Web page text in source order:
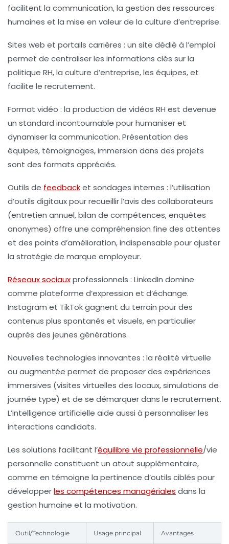
facilitent la communication, la gestion des ressources
humaines et la mise en valeur de la culture d’entreprise.
Sites web et portails carrières : un site dédié à l’emploi
permet de centraliser les informations clés sur la
politique RH, la culture d’entreprise, les équipes, et
facilite le recrutement.
Format vidéo : la production de vidéos RH est devenue
un standard incontournable pour humaniser et
dynamiser la communication. Présentation des
équipes, témoignages, immersion dans des projets
sont des formats appréciés.
Outils de feedbacket sondages internes : l’utilisation
d’outils digitaux pour recueillir l’avis des collaborateurs
(entretien annuel, bilan de compétences, enquêtes
anonymes) offre une compréhension fine des attentes
et des points d’amélioration, indispensable pour ajuster
la stratégie de marque employeur.
Réseaux sociauxprofessionnels : LinkedIn domine
comme plateforme d’expression et d’échange.
Instagram et TikTok gagnent du terrain pour des
contenus plus spontanés et visuels, en particulier
auprès des jeunes générations.
Nouvelles technologies innovantes : la réalité virtuelle
ou augmentée permet de proposer des expériences
immersives (visites virtuelles des locaux, simulations de
journée type) et de se démarquer dans le recrutement.
L’intelligence artificielle aide aussi à personnaliser les
interactions candidats.
Les solutions facilitant l’équilibre vie professionnelle/vie
personnelle constituent un atout supplémentaire,
comme en témoigne la pertinence d’outils ciblés pour
développerles compétences managériales dans la
gestion humaine et la motivation.
Outil/Technologie Usage principal Avantages